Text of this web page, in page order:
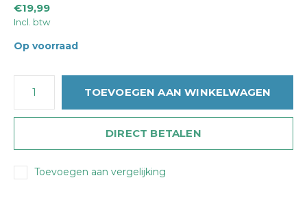
€19,99
Incl. btw
Op voorraad
TOEVOEGEN AAN WINKELWAGEN
DIRECT BETALEN
Toevoegen aan vergelijking